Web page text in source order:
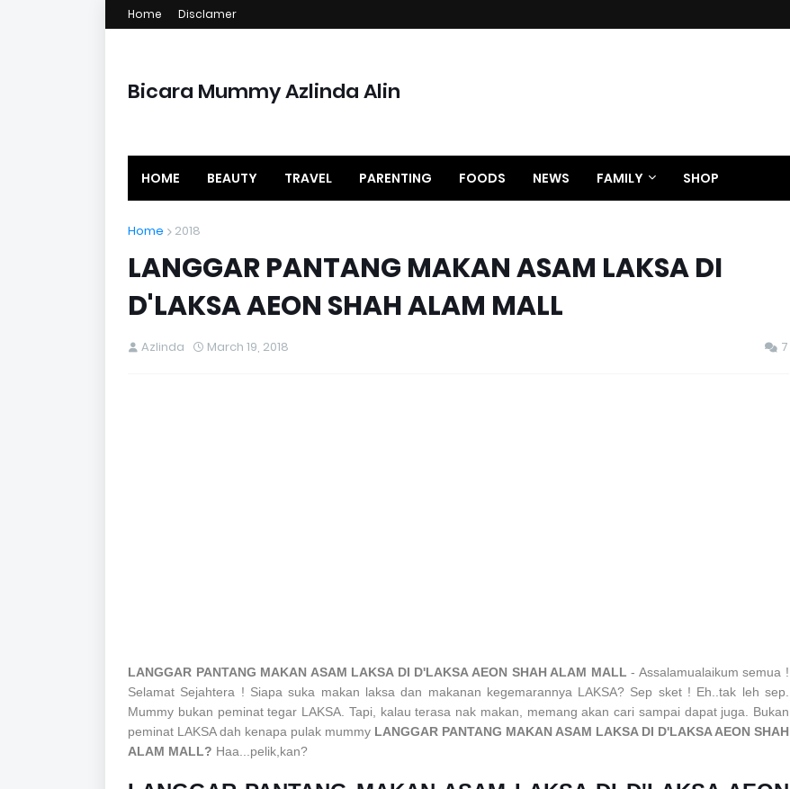
Home Disclamer
Bicara Mummy Azlinda Alin
HOME BEAUTY TRAVEL PARENTING FOODS NEWS FAMILY SHOP
Home 2018
LANGGAR PANTANG MAKAN ASAM LAKSA DI
D'LAKSA AEON SHAH ALAM MALL
Azlinda March 19, 2018 7
LANGGAR PANTANG MAKAN ASAM LAKSA DI D'LAKSA AEON SHAH ALAM MALL - Assalamualaikum semua !
Selamat Sejahtera ! Siapa suka makan laksa dan makanan kegemarannya LAKSA? Sep sket ! Eh..tak leh sep.
Mummy bukan peminat tegar LAKSA. Tapi, kalau terasa nak makan, memang akan cari sampai dapat juga. Bukan
peminat LAKSA dah kenapa pulak mummy LANGGAR PANTANG MAKAN ASAM LAKSA DI D'LAKSA AEON SHAH
ALAM MALL? Haa...pelik,kan?